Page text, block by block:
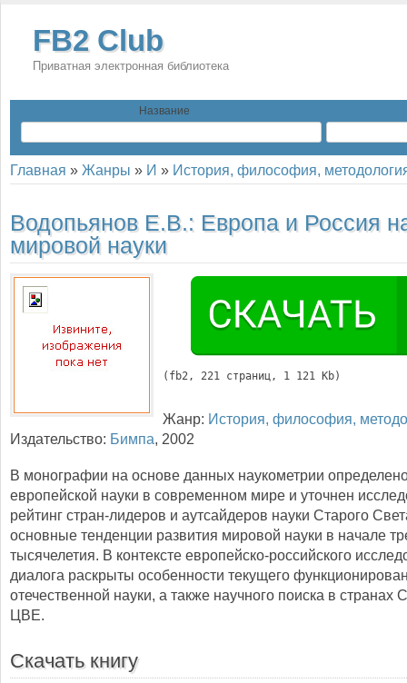
FB2 Club
Приватная электронная библиотека
Название
Главная » Жанры » И » История, философия,
Водопьянов Е.В.: Европа и Россия
мировой науки
( fb2, 221 страниц, 1 121 Kb)
Жанр: История, философия,
Издательство: Бимпа, 2002
В монографии на основе данных наукометрии
европейской науки в современном мире и уточнен
рейтинг стран-лидеров и аутсайдеров науки Старого
основные тенденции развития мировой науки в начале
тысячелетия. В контексте европейско-российского
диалога раскрыты особенности текущего
отечественной науки, а также научного поиска в странах
ЦВЕ.
Скачать книгу